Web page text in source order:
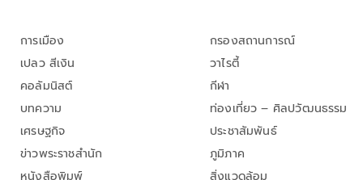
การเมือง
เปลว สีเงิน
คอลัมนิสต์
บทความ
เศรษฐกิจ
ข่าวพระราชสำนัก
กรองสถานการณ์
วาไรตี้
กีฬา
ท่องเที่ยว – ศิลปวัฒนธรรม
ประชาสัมพันธ์
ภูมิภาค